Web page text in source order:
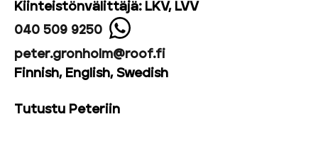
Kiinteistönvälittäjä: LKV, LVV
040 509 9250
peter.gronholm@roof.fi
Finnish, English, Swedish
Tutustu Peteriin